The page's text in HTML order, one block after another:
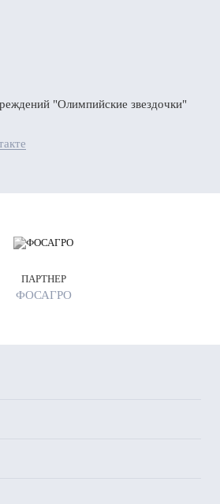
"Олимпийские звездочки"
ПАРТНЕР
ФОСАГРО